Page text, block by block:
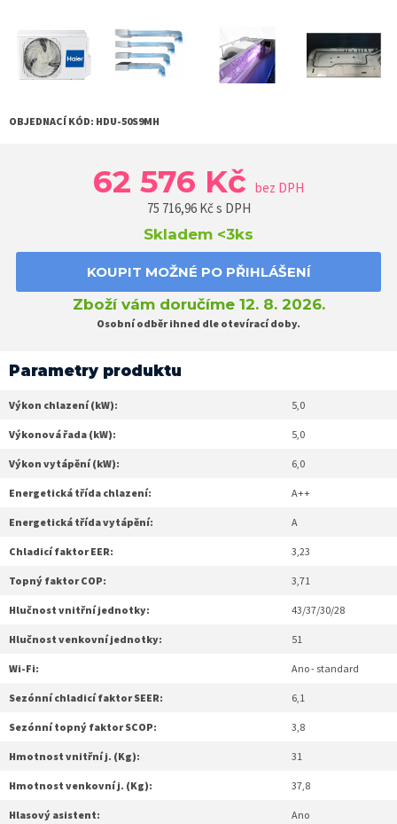
OBJEDNACÍ KÓD: HDU-50S9MH
62 576 Kč bez DPH
75 716,96Kč s DPH
Skladem <3ks
KOUPIT MOŽNÉ PO PŘIHLÁŠENÍ
Zboží vám doručíme 12. 8. 2026.
Osobní odběr ihned dle otevírací doby.
Parametry produktu
Výkon chlazení (kW): 5,0
Výkonová řada (kW): 5,0
Výkon vytápění (kW): 6,0
Energetická třída chlazení: A++
Energetická třída vytápění: A
Chladicí faktor EER: 3,23
Topný faktor COP: 3,71
Hlučnost vnitřní jednotky: 43/37/30/28
Hlučnost venkovní jednotky: 51
Wi-Fi: Ano - standard
Sezónní chladicí faktor SEER: 6,1
Sezónní topný faktor SCOP: 3,8
Hmotnost vnitřní j. (Kg): 31
Hmotnost venkovní j. (Kg): 37,8
Hlasový asistent: Ano